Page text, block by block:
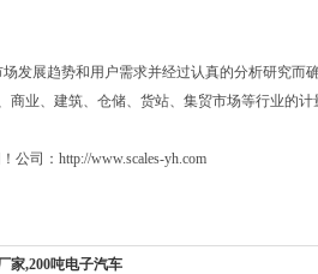
发展趋势和用户需求并经过认真的分析研究而
业、建筑、仓储、货站、集贸市场等行业的计
司：http://www.scales-yh.com
家,200吨电子汽车